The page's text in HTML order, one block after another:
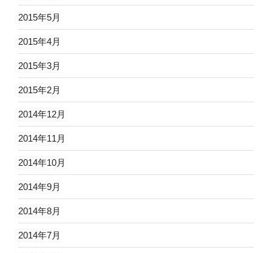
2015年5月
2015年4月
2015年3月
2015年2月
2014年12月
2014年11月
2014年10月
2014年9月
2014年8月
2014年7月